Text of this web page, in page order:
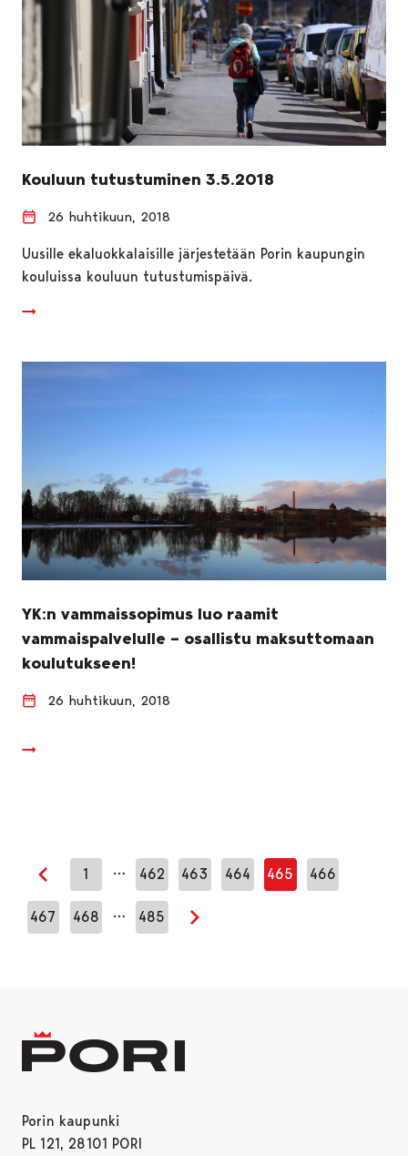
Kouluun tutustuminen 3.5.2018
26 huhtikuun, 2018
Uusille ekaluokkalaisille järjestetään Porin kaupungin
kouluissa kouluun tutustumispäivä.
YK:n vammaissopimus luo raamit
vammaispalvelulle – osallistu maksuttomaan
koulutukseen!
26 huhtikuun, 2018
Edellinen sivu
1 … 462 463 464 465 466
467 468 … 485
Seuraava sivu
Porin kaupunki
PL 121, 28101 PORI